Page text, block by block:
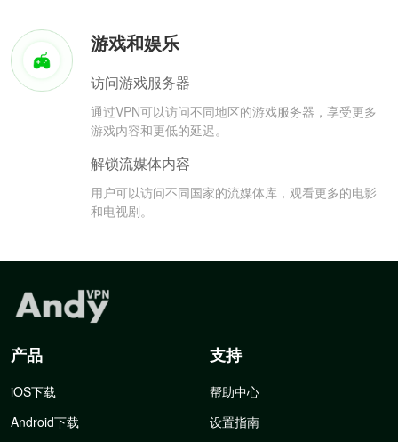
游戏和娱乐
访问游戏服务器
通过VPN可以访问不同地区的游戏服务器，享受更多
游戏内容和更低的延迟。
解锁流媒体内容
用户可以访问不同国家的流媒体库，观看更多的电影
和电视剧。
产品
iOS下载
Android下载
支持
帮助中心
设置指南